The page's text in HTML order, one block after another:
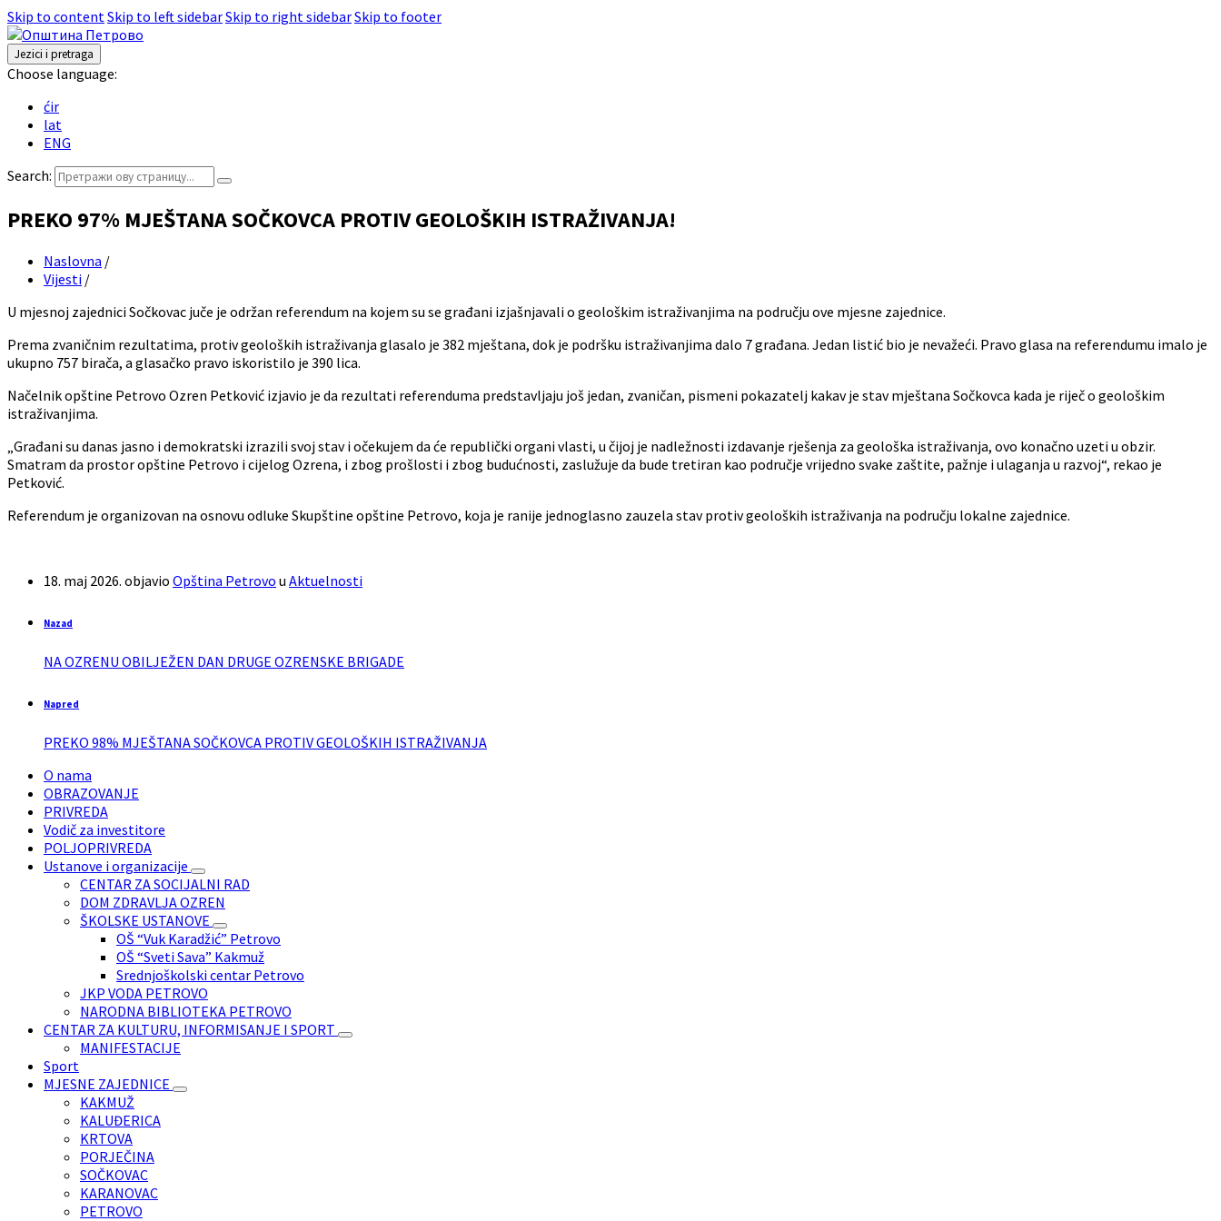
Skip to contentSkip to left sidebarSkip to right sidebarSkip to footer
Jezici i pretraga
Choose language:
ćir
lat
ENG
Search:
PREKO 97% MJEŠTANA SOČKOVCA PROTIV GEOLOŠKIH ISTRAŽIVANJA!
Naslovna /
Vijesti /
U mjesnoj zajednici Sočkovac juče je održan referendum na kojem su se građani izjašnjavali o geološkim istraživanjima na području ove mjesne zajednice.
Prema zvaničnim rezultatima, protiv geoloških istraživanja glasalo je 382 mještana, dok je podršku istraživanjima dalo 7 građana. Jedan listić bio je nevažeći. Pravo glasa na referendumu imalo je
ukupno 757 birača, a glasačko pravo iskoristilo je 390 lica.
Načelnik opštine Petrovo Ozren Petković izjavio je da rezultati referenduma predstavljaju još jedan, zvaničan, pismeni pokazatelj kakav je stav mještana Sočkovca kada je riječ o geološkim
istraživanjima.
„Građani su danas jasno i demokratski izrazili svoj stav i očekujem da će republički organi vlasti, u čijoj je nadležnosti izdavanje rješenja za geološka istraživanja, ovo konačno uzeti u obzir.
Smatram da prostor opštine Petrovo i cijelog Ozrena, i zbog prošlosti i zbog budućnosti, zaslužuje da bude tretiran kao područje vrijedno svake zaštite, pažnje i ulaganja u razvoj“, rekao je
Petković.
Referendum je organizovan na osnovu odluke Skupštine opštine Petrovo, koja je ranije jednoglasno zauzela stav protiv geoloških istraživanja na području lokalne zajednice.
18. maj 2026. objavio Opština Petrovo u Aktuelnosti
Nazad
NA OZRENU OBILJEŽEN DAN DRUGE OZRENSKE BRIGADE
Napred
PREKO 98% MJEŠTANA SOČKOVCA PROTIV GEOLOŠKIH ISTRAŽIVANJA
O nama
OBRAZOVANJE
PRIVREDA
Vodič za investitore
POLJOPRIVREDA
Ustanove i organizacije
CENTAR ZA SOCIJALNI RAD
DOM ZDRAVLJA OZREN
ŠKOLSKE USTANOVE
OŠ “Vuk Karadžić” Petrovo
OŠ “Sveti Sava” Kakmuž
Srednjoškolski centar Petrovo
JKP VODA PETROVO
NARODNA BIBLIOTEKA PETROVO
CENTAR ZA KULTURU, INFORMISANJE I SPORT
MANIFESTACIJE
Sport
MJESNE ZAJEDNICE
KAKMUŽ
KALUĐERICA
KRTOVA
PORJEČINA
SOČKOVAC
KARANOVAC
PETROVO